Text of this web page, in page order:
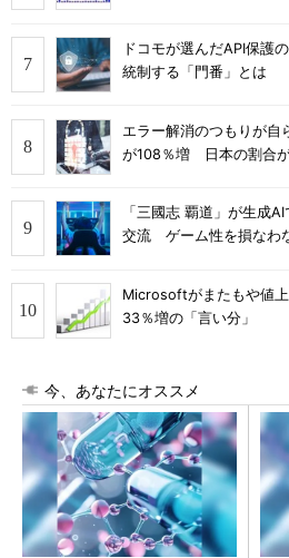
ドコモが選んだAPI保護
統制する「門番」とは
エラー解消のつもりが自
が108％増 日本の割合
「三國志 覇道」が生成
交流 ゲーム性を損なわ
Microsoftがまたもや値
33％増の「言い分」
今、あなたにオススメ